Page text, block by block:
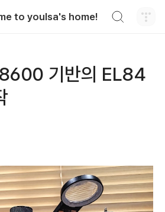
to youlsa's home!
기반의 EL84